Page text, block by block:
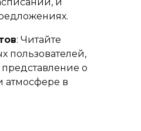
: Читайте
пользователей,
о
атмосфере в